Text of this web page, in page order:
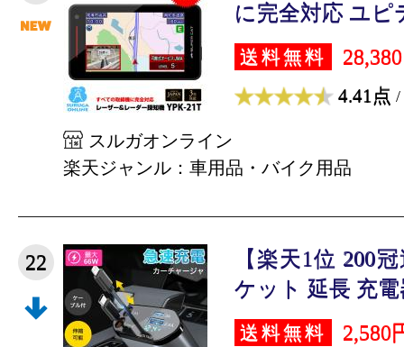
に完全対応 ユピ
送料無料
4.41点 /
スルガオンライン
楽天ジャンル：車用品・バイク用品
22
【楽天1位 200
ケット 延長 充電
送料無料 2,580